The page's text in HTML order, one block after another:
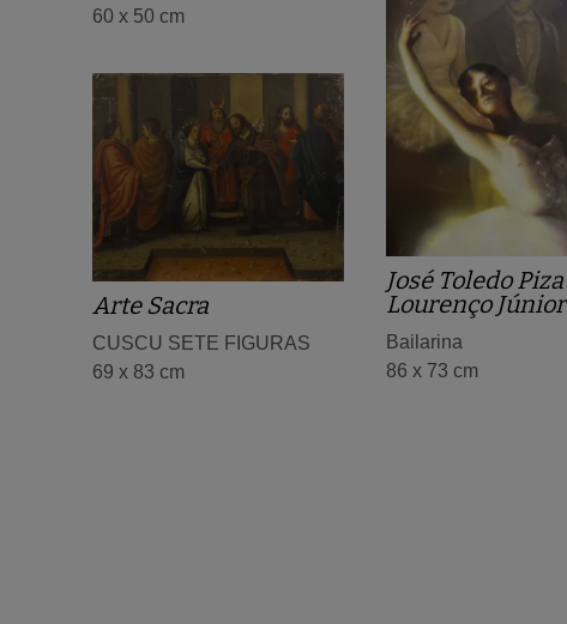
60 x 50 cm
José Toledo Piza
Lourenço Júnior
Bailarina
86 x 73 cm
Arte Sacra
CUSCU SETE FIGURAS
69 x 83 cm